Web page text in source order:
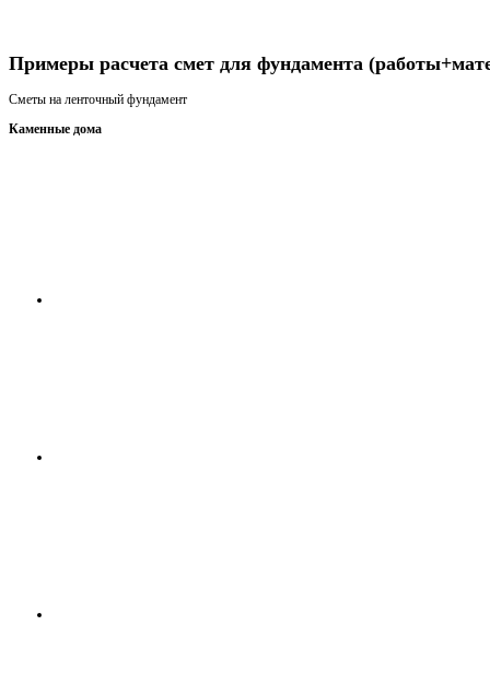
Примеры расчета смет для фундамента
Сметы на ленточный фундамент
Каменные дома